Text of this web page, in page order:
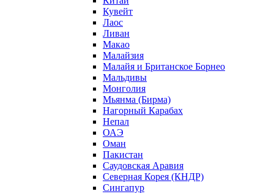
Кувейт
Лаос
Ливан
Макао
Малайзия
Малайя и Британское Борнео
Мальдивы
Монголия
Мьянма (Бирма)
Нагорный Карабах
Непал
ОАЭ
Оман
Пакистан
Саудовская Аравия
Северная Корея (КНДР)
Сингапур